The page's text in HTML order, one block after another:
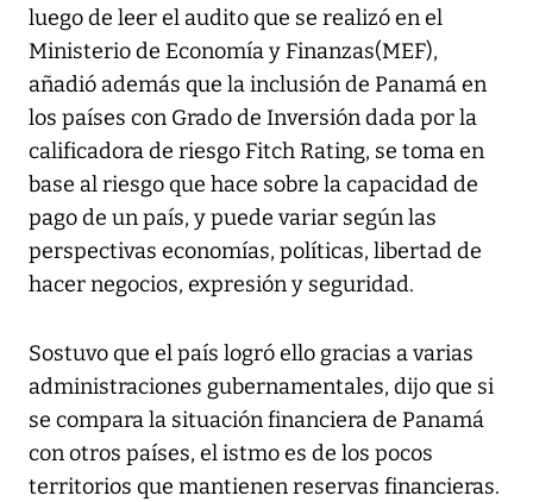
luego de leer el audito que se realizó en el
Ministerio de Economía y Finanzas(MEF),
añadió además que la inclusión de Panamá en
los países con Grado de Inversión dada por la
calificadora de riesgo Fitch Rating, se toma en
base al riesgo que hace sobre la capacidad de
pago de un país, y puede variar según las
perspectivas economías, políticas, libertad de
hacer negocios, expresión y seguridad.
Sostuvo que el país logró ello gracias a varias
administraciones gubernamentales, dijo que si
se compara la situación financiera de Panamá
con otros países, el istmo es de los pocos
territorios que mantienen reservas financieras.